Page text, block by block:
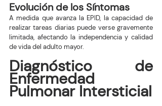
Evolución de los Síntomas
A medida que avanza la EPID, la capacidad de
realizar tareas diarias puede verse gravemente
limitada, afectando la independencia y calidad
de vida del adulto mayor.
Diagnóstico de
Enfermedad
Pulmonar Intersticial